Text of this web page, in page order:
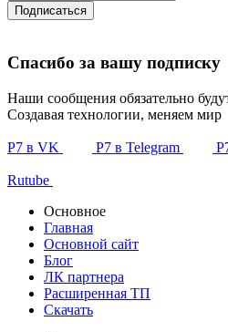
Подписаться
Спасибо за вашу подписку
Наши сообщения обязательно
Создавая технологии, меняем мир
Р7 в VK Р7 в Telegram
Rutube
Основное
Главная
Основной сайт
Блог
ЛК партнера
Расширенная ТП
Скачать